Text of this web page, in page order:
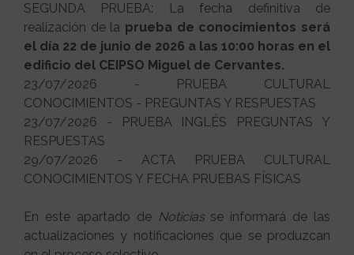
SEGUNDA PRUEBA: La fecha definitiva de
realización de la prueba de conocimientos será
el día 22 de junio de 2026 a las 10:00 horas en el
edificio del CEIPSO Miguel de Cervantes.
23/07/2026 - PRUEBA CULTURAL
CONOCIMIENTOS - PREGUNTAS Y RESPUESTAS
23/07/2026 - PRUEBA INGLÉS PREGUNTAS Y
RESPUESTAS
29/07/2026 - ACTA PRUEBA CULTURAL
CONOCIMIENTOS Y FECHA PRUEBAS FÍSICAS
En este apartado de Noticias se informará de las
actualizaciones y notificaciones que se produzcan